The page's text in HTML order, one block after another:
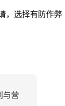
，选择有防作弊
与营